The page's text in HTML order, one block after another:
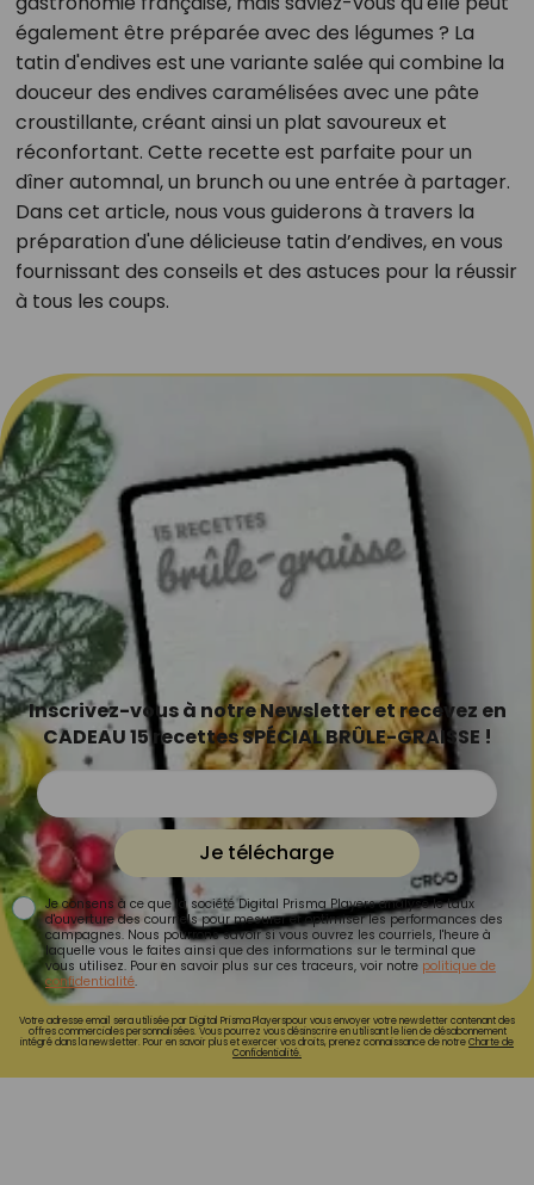
également être préparée avec des légumes ? La
tatin d'endives est une variante salée qui combine la
douceur des endives caramélisées avec une pâte
croustillante, créant ainsi un plat savoureux et
réconfortant. Cette recette est parfaite pour un
dîner automnal, un brunch ou une entrée à partager.
Dans cet article, nous vous guiderons à travers la
préparation d'une délicieuse tatin d’endives, en vous
fournissant des conseils et des astuces pour la réussir
à tous les coups.
Inscrivez-vous à notre Newsletter et recevez en
CADEAU 15 recettes SPÉCIAL BRÛLE-GRAISSE !
Je télécharge
Je consens à ce que la société Digital Prisma Players analyse le taux
d'ouverture des courriels pour mesurer et optimiser les performances des
campagnes. Nous pourrons savoir si vous ouvrez les courriels, l'heure à
laquelle vous le faites ainsi que des informations sur le terminal que
vous utilisez. Pour en savoir plus sur ces traceurs, voir notre politique de
confidentialité.
Votre adresse email sera utilisée par Digital Prisma Playerspour vous envoyer votre newsletter contenant des
offres commerciales personnalisées. Vous pourrez vous désinscrire en utilisant le lien de désabonnement
intégré dans la newsletter. Pour en savoir plus et exercer vos droits, prenez connaissance de notreCharte de
Confidentialité.